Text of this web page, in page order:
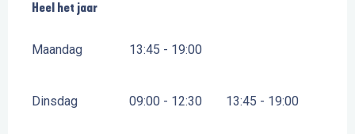
Heel het jaar
Heel het jaar
Maandag 13:45 - 19:00
Dinsdag 09:00 - 12:30 13:45 - 19:00